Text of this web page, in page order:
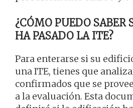
¿CÓMO PUEDO SABER
HA PASADO LA ITE?
Para enterarse si su
una ITE, tienes que
confirmados que se
a la evaluación. Esta